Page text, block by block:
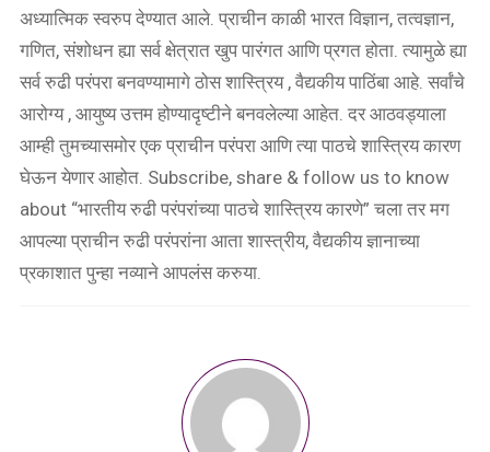
अध्यात्मिक स्वरुप देण्यात आले. प्राचीन काळी भारत विज्ञान, तत्वज्ञान,
गणित, संशोधन ह्या सर्व क्षेत्रात खुप पारंगत आणि प्रगत होता. त्यामुळे ह्या
सर्व रुढी परंपरा बनवण्यामागे ठोस शास्त्रिय , वैद्यकीय पाठिंबा आहे. सर्वांचे
आरोग्य , आयुष्य उत्तम होण्यादृष्टीने बनवलेल्या आहेत. दर आठवड्याला
आम्ही तुमच्यासमोर एक प्राचीन परंपरा आणि त्या पाठचे शास्त्रिय कारण
घेऊन येणार आहोत. Subscribe, share & follow us to know
about “भारतीय रुढी परंपरांच्या पाठचे शास्त्रिय कारणे” चला तर मग
आपल्या प्राचीन रुढी परंपरांना आता शास्त्रीय, वैद्यकीय ज्ञानाच्या
प्रकाशात पुन्हा नव्याने आपलंस करुया.